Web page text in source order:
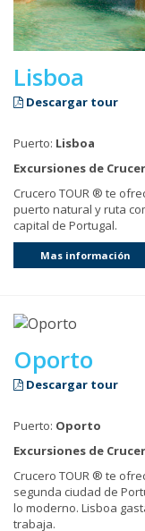
Lisboa
Descargar tour
Puerto: Lisboa
Excursiones de
Crucero TOUR ® te
puerto natural y ruta
capital de Portugal.
Mas información
Oporto
Descargar tour
Puerto: Oporto
Excursiones de
Crucero TOUR ® te
segunda ciudad de
lo moderno. Lisboa
trabaja.